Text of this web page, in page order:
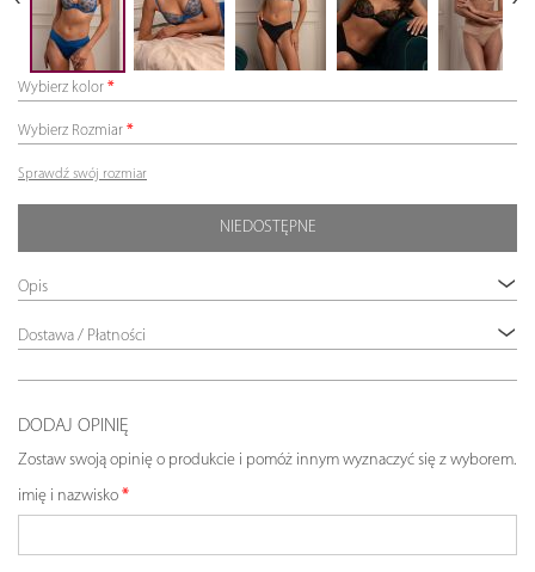
Wybierz kolor
Wybierz Rozmiar
Sprawdź swój rozmiar
NIEDOSTĘPNE
Opis
Dostawa / Płatności
DODAJ OPINIĘ
Zostaw swoją opinię o produkcie i pomóż innym wyznaczyć się z wyborem.
imię i nazwisko